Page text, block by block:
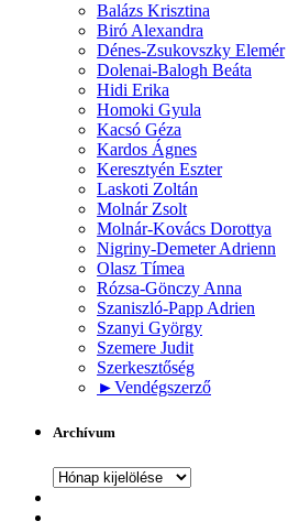
Balázs Krisztina
Biró Alexandra
Dénes-Zsukovszky Elemér
Dolenai-Balogh Beáta
Hidi Erika
Homoki Gyula
Kacsó Géza
Kardos Ágnes
Keresztyén Eszter
Laskoti Zoltán
Molnár Zsolt
Molnár-Kovács Dorottya
Nigriny-Demeter Adrienn
Olasz Tímea
Rózsa-Gönczy Anna
Szaniszló-Papp Adrien
Szanyi György
Szemere Judit
Szerkesztőség
►Vendégszerző
Archívum
Archívum